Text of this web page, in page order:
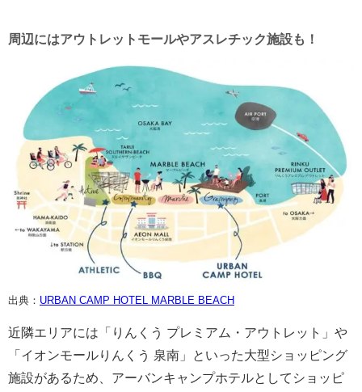
周辺にはアウトレットモールやアスレチック施設も！
出典： URBAN CAMP HOTEL MARBLE BEACH
近隣エリアには「りんくう プレミアム・アウトレット」や
「イオンモールりんくう 泉南」といった大型ショッピング
施設があるため、アーバンキャンプホテルとしてショッピ